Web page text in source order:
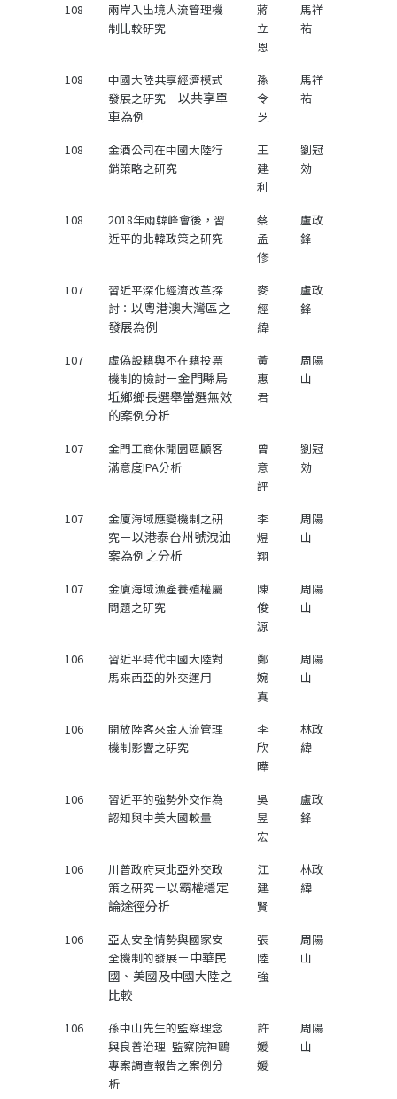
108
兩岸入出境人流管理機
制比較研究
蔣
立
恩
馬祥
祐
108
中國大陸共享經濟模式
發展之研究－以共享單
車為例
孫
令
芝
馬祥
祐
108
金酒公司在中國大陸行
銷策略之研究
王
建
利
劉冠
効
108
2018年兩韓峰會後，習
近平的北韓政策之研究
蔡
孟
修
盧政
鋒
107
習近平深化經濟改革探
討： 以粵港澳大灣區之
發展為例
麥
經
緯
盧政
鋒
107
虛偽設籍與不在籍投票
機制的檢討－金門縣烏
坵鄉鄉長選舉當選無效
的案例分析
黃
惠
君
周陽
山
107
金門工商休閒園區顧客
滿意度IPA分析
曾
意
評
劉冠
効
107
金廈海域應變機制之研
究－以港泰台州號洩油
案為例之分析
李
煜
翔
周陽
山
107
金廈海域漁產養殖權屬
問題之研究
陳
俊
源
周陽
山
106
習近平時代中國大陸對
馬來西亞的外交運用
鄭
婉
真
周陽
山
106
開放陸客來金人流管理
機制影響之研究
李
欣
曄
林政
緯
106
習近平的強勢外交作為
認知與中美大國較量
吳
昱
宏
盧政
鋒
106
川普政府東北亞外交政
策之研究－以霸權穩定
論途徑分析
江
建
賢
林政
緯
106
亞太安全情勢與國家安
全機制的發展－中華民
國、美國及中國大陸之
比較
張
陸
強
周陽
山
106
孫中山先生的監察理念
與良善治理- 監察院神鷗
專案調查報告之案例分
析
許
媛
媛
周陽
山